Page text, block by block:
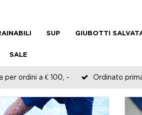
SUP GIUBOTTI
SALE
per ordini a € 100, - Ordinato